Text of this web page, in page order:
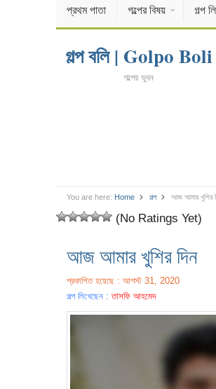
প্রথম পাতা গল্পের বিষয় গল্প
গল্প বলি | Golpo Boli
গল্পের ভুবন
You are here: Home গল্প আজ আমার খুশির
(No Ratings Yet)
আজ আমার খুশির দিন
প্রকাশিত হয়েছে : আগস্ট 31, 2020
গল্প লিখেছেন :তাসফি আহমেদ